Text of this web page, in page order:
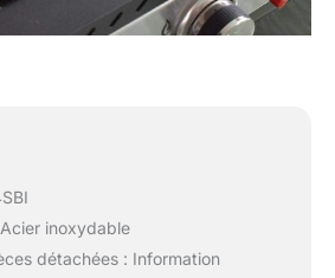
inoxydable
détachées : Information